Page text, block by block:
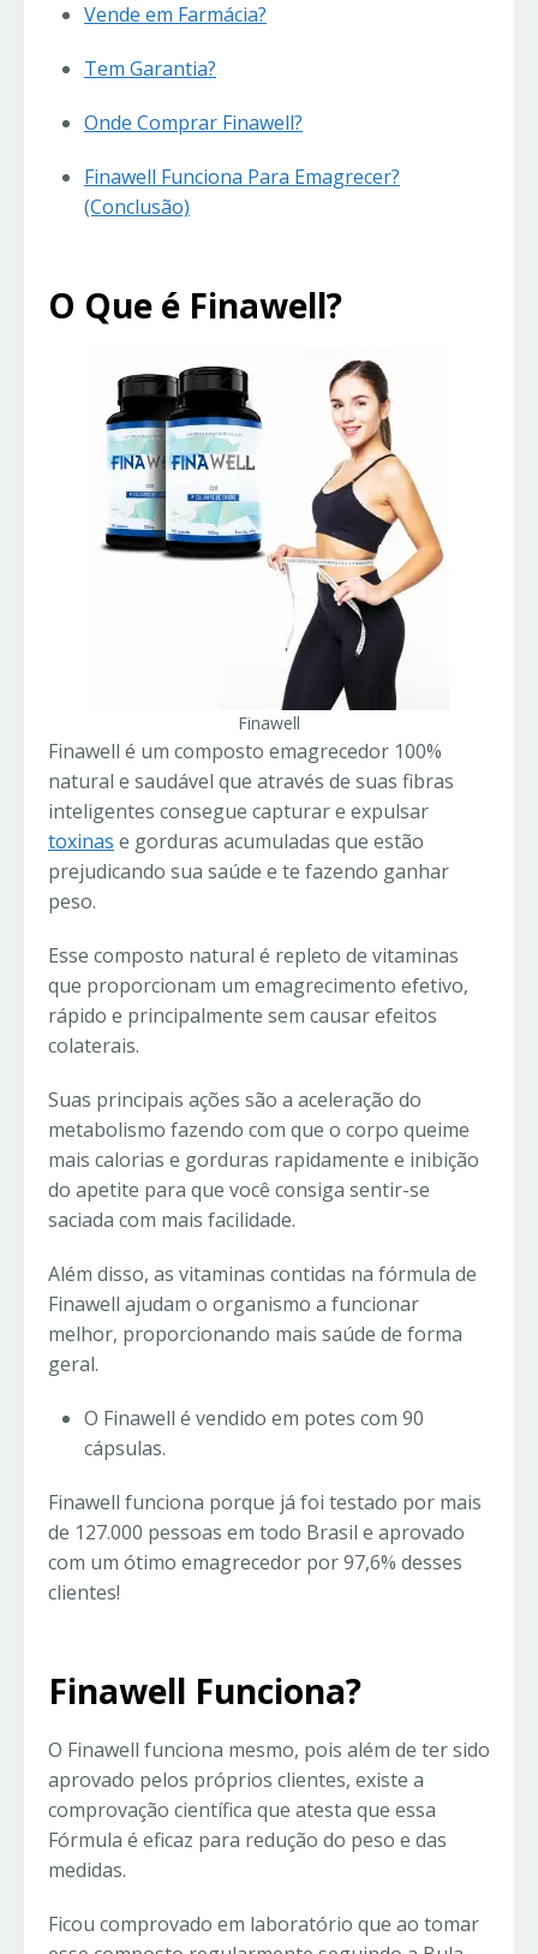
Vende em Farmácia?
Tem Garantia?
Onde Comprar Finawell?
Finawell Funciona Para Emagrecer?
(Conclusão)
O Que é Finawell?
Finawell
Finawell é um composto emagrecedor 100%
natural e saudável que através de suas fibras
inteligentes consegue capturar e expulsar
toxinas e gorduras acumuladas que estão
prejudicando sua saúde e te fazendo ganhar
peso.
Esse composto natural é repleto de vitaminas
que proporcionam um emagrecimento efetivo,
rápido e principalmente sem causar efeitos
colaterais.
Suas principais ações são a aceleração do
metabolismo fazendo com que o corpo queime
mais calorias e gorduras rapidamente e inibição
do apetite para que você consiga sentir-se
saciada com mais facilidade.
Além disso, as vitaminas contidas na fórmula de
Finawell ajudam o organismo a funcionar
melhor, proporcionando mais saúde de forma
geral.
O Finawell é vendido em potes com 90
cápsulas.
Finawell funciona porque já foi testado por mais
de 127.000 pessoas em todo Brasil e aprovado
com um ótimo emagrecedor por 97,6% desses
clientes!
Finawell Funciona?
O Finawell funciona mesmo, pois além de ter sido
aprovado pelos próprios clientes, existe a
comprovação científica que atesta que essa
Fórmula é eficaz para redução do peso e das
medidas.
Ficou comprovado em laboratório que ao tomar